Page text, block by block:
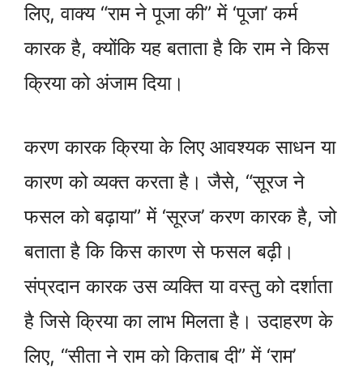
लिए, वाक्य “राम ने पूजा की” में ‘पूजा’ कर्म
कारक है, क्योंकि यह बताता है कि राम ने किस
क्रिया को अंजाम दिया।
करण कारक क्रिया के लिए आवश्यक साधन या
कारण को व्यक्त करता है। जैसे, “सूरज ने
फसल को बढ़ाया” में ‘सूरज’ करण कारक है, जो
बताता है कि किस कारण से फसल बढ़ी।
संप्रदान कारक उस व्यक्ति या वस्तु को दर्शाता
है जिसे क्रिया का लाभ मिलता है। उदाहरण के
लिए, “सीता ने राम को किताब दी” में ‘राम’